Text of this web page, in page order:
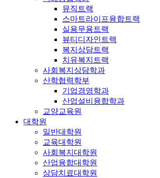
뮤직트랙
스마트라이프융합트랙
실용무용트랙
뷰티디자인트랙
복지상담트랙
치유복지트랙
사회복지상담학과
산학협력학부
기업경영학과
산업설비융합학과
교양교육원
대학원
일반대학원
교육대학원
사회복지대학원
산업융합대학원
상담치료대학원